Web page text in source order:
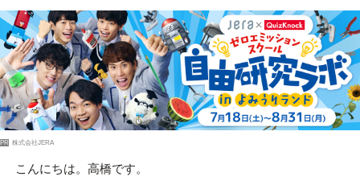
PR 株式会社JERA
こんにちは。高橋です。